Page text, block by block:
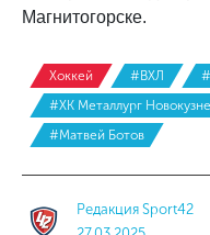
Магнитогорске.
Хоккей #ВХЛ
#ХК Металлург
#Матвей Ботов
Редакция Sport42